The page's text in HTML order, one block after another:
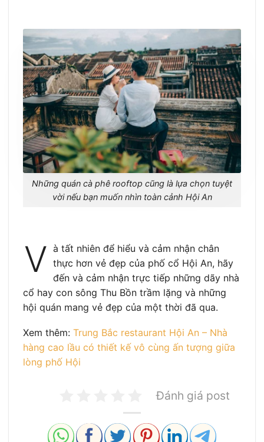
Những quán cà phê rooftop cũng là lựa chọn tuyệt
vời nếu bạn muốn nhìn toàn cảnh Hội An
V à tất nhiên để hiểu và cảm nhận chân
thực hơn vẻ đẹp của phố cổ Hội An, hãy
đến và cảm nhận trực tiếp những dãy nhà
cổ hay con sông Thu Bồn trầm lặng và những
hội quán mang vẻ đẹp của một thời đã qua.
Xem thêm: Trung Bắc restaurant Hội An – Nhà
hàng cao lầu có thiết kế vô cùng ấn tượng giữa
lòng phố Hội
Đánh giá post